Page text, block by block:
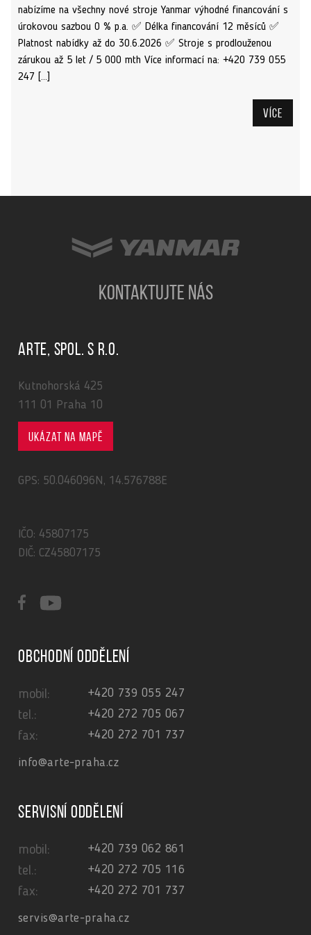
nabízíme na všechny nové stroje Yanmar výhodné financování s
úrokovou sazbou 0 % p.a. ✅ Délka financování 12 měsíců ✅
Platnost nabídky až do 30.6.2026 ✅ Stroje s prodlouženou
zárukou až 5 let / 5 000 mth Více informací na: +420 739 055
247 […]
Více
KONTAKTUJTE NÁS
ARTE, spol. s r.o.
Kutnohorská 425
111 01 Praha 10
Ukázat na mapě
GPS: 50.046096N, 14.576788E
IČO: 45807175
DIČ: CZ45807175
Obchodní oddělení
mobil: +420 739 055 247
tel.: +420 272 705 067
fax: +420 272 701 737
info@arte-praha.cz
Servisní oddělení
mobil: +420 739 062 861
tel.: +420 272 705 116
fax: +420 272 701 737
servis@arte-praha.cz